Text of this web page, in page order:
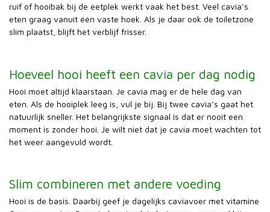
ruif of hooibak bij de eetplek werkt vaak het best. Veel cavia’s
eten graag vanuit één vaste hoek. Als je daar ook de toiletzone
slim plaatst, blijft het verblijf frisser.
Hoeveel hooi heeft een cavia per dag nodig
Hooi moet altijd klaarstaan. Je cavia mag er de hele dag van
eten. Als de hooiplek leeg is, vul je bij. Bij twee cavia’s gaat het
natuurlijk sneller. Het belangrijkste signaal is dat er nooit een
moment is zonder hooi. Je wilt niet dat je cavia moet wachten tot
het weer aangevuld wordt.
Slim combineren met andere voeding
Hooi is de basis. Daarbij geef je dagelijks caviavoer met vitamine